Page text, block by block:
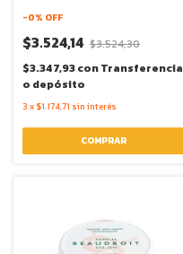
-0% OFF
$3.524,14 $3.524,30
$3.347,93conTransferencia
o depósito
3 x $1.174,71 sin interés